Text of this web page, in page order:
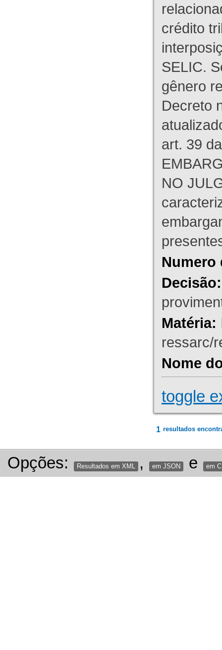
crédito
SELIC.
gênero
Decreto
art. 39
NO
Numero
Decisão:
Matéria:
ressarc/
Nome
toggle
1 resultados
Opções: Resultados em XML , em JSON e em